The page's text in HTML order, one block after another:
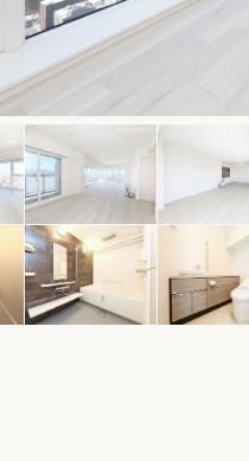
保存した物件
閲覧履歴
保存した検索条件
店舗紹介
希望条件を伝えてプロに探し